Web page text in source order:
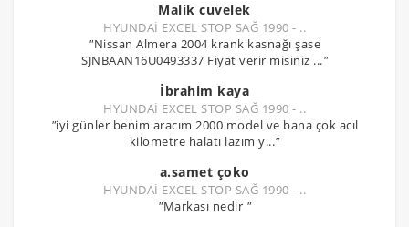
Malik cuvelek
HYUNDAİ EXCEL STOP SAĞ 1990 - ..
"Nissan Almera 2004 krank kasnağı şase
SJNBAAN16U0493337 Fiyat verir misiniz ..."
İbrahim kaya
HYUNDAİ EXCEL STOP SAĞ 1990 - ..
"iyi günler benim aracım 2000 model ve bana çok acıl
kilometre halatı lazım y..."
a.samet çoko
HYUNDAİ EXCEL STOP SAĞ 1990 - ..
"Markası nedir "